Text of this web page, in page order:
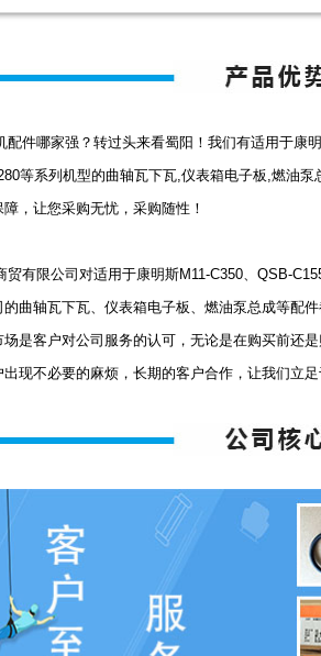
件哪家强？转过头来看蜀阳！我们有适用于康
等系列机型的曲轴瓦下瓦,仪表箱电子板,燃油
，让您采购无忧，采购随性！
有限公司对适用于康明斯M11-C350、QSB-
曲轴瓦下瓦、仪表箱电子板、燃油泵总成等配
是客户对公司服务的认可，无论是在购买前还
现不必要的麻烦，长期的客户合作，让我们立